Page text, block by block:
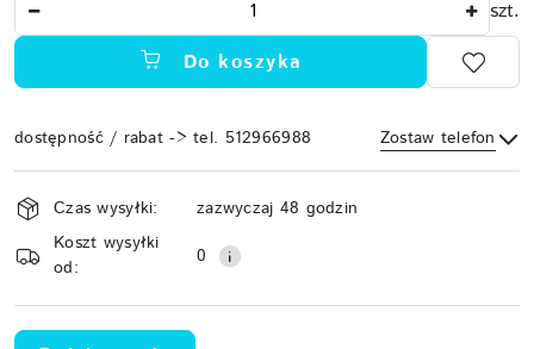
szt.
Do koszyka
dostępność / rabat -> tel. 512966988 Zostaw telefon
Wyślij
Dostępność
i
dostawa
Czas wysyłki:
zazwyczaj 48 godzin
Koszt wysyłki
od:
0